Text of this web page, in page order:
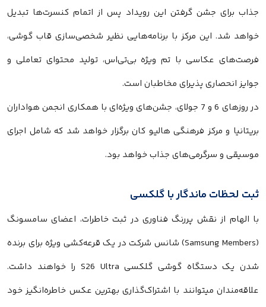
جذاب برای جشن گرفتن این رویداد پس از اتمام کنسرت‌ها تبدیل
خواهد شد. این مرکز با برنامه‌هایی نظیر شخصی‌سازی قاب گوشی،
فرصت‌های عکاسی با تم ویژه بی‌تی‌اس، تولید محتوای تعاملی و
جوایز انحصاری پذیرای مخاطبان است.
در روزهای 6 و 7 جولای، جشن‌های ویژه‌ای با همکاری انجمن هواداران
بریتانیا و مرکز فرهنگی هالیو کان برگزار خواهد شد که شامل اجرای
موسیقی و سرگرمی‌های جذاب خواهد بود.
ثبت لحظات ماندگار با گلکسی
با الهام از نقش پررنگ فناوری در ثبت خاطرات، اعضای سامسونگ
(Samsung Members) شانس شرکت در یک قرعه‌کشی ویژه برای برنده
شدن یک دستگاه گوشی گلکسی S26 Ultra را خواهند داشت.
علاقه‌مندان میتوانند با اشتراک‌گذاری بهترین عکس خاطره‌انگیز خود